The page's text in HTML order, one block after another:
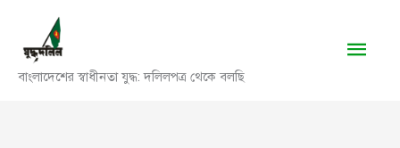
content
বাংলাদেশের স্বাধীনতা যুদ্ধ: দলিলপত্র থেকে বলছি
Main